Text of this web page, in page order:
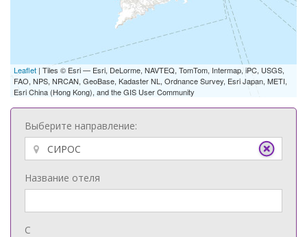
Leaflet | Tiles © Esri — Esri, DeLorme, NAVTEQ, TomTom, Intermap, iPC, USGS,
FAO, NPS, NRCAN, GeoBase, Kadaster NL, Ordnance Survey, Esri Japan, METI,
Esri China (Hong Kong), and the GIS User Community
Выберите направление:
Название отеля
С